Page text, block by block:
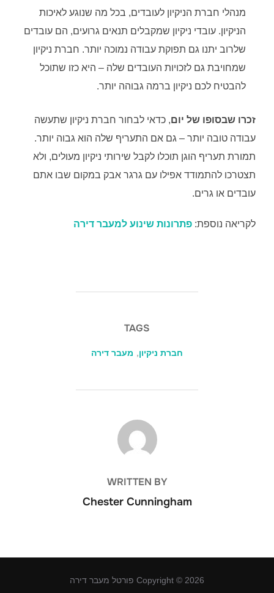
מנהלי חברת הניקיון לעובדים, בכל מה שנוגע לאיכות
הניקיון. עובדי ניקיון שמקבלים תנאים גרועים, הם עובדים
שלרוב יתנו גם תפוקת עבודה נמוכה יותר. חברת ניקיון
שמחויבת גם לזכויות העובדים שלה – היא כזו שתוכל
להבטיח לכם ניקיון ברמה גבוהה יותר.
זכרו שבסופו של יום, כדאי לבחור חברת ניקיון שתעשה
עבודה טובה יותר – גם אם התעריף שלה הוא גבוה יותר.
תמורת תעריף הוגן תוכלו לקבל שירותי ניקיון מעולים, ולא
תצטרכו להתמודד אפילו עם גרגר אבק במקום שבו אתם
עובדים או גרים.
לקריאה נוספת: פתרונות שינוע למעבר דירה
TAGS
חברת ניקיון, מעבר דירה
POST AUTHOR
WRITTEN BY
Chester Cunningham
Copyright © 2026 פורטל מעבר דירה